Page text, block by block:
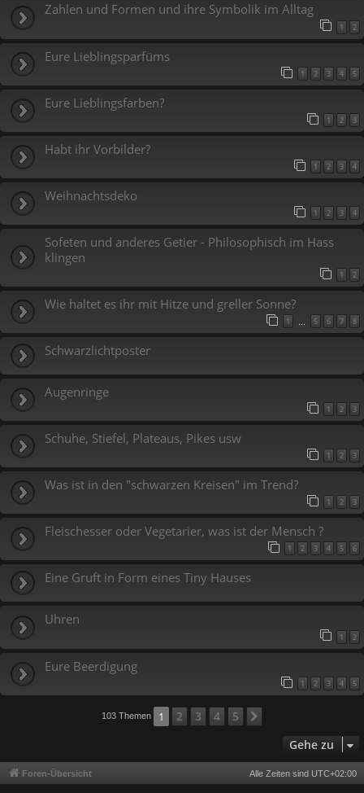
Zahlen und Formen und ihre Symbolik im Alltag
1 2
Eure Lieblingsparfüms
1 2 3 4 5
Eure Lieblingsfarben?
1 2 3
Habt ihr Vorbilder?
1 2 3 4
Weihnachtsdeko
1 2 3 4
Sofeten und anderes Getier - Philosophisch im Hass
klingen
1 2
Wie haltet es ihr mit Hitze und greller Sonne?
1 … 5 6 7 8
Schwarzlichtposter
Augenringe
1 2 3
Schuhe, Stiefel, Plateaus, Pikes usw
1 2 3
Was ist in den "schwarzen Kreisen" im Trend?
1 2 3
Fleischesser oder Vegetarier, was ist der Mensch ?
1 2 3 4 5 6
Eine Gruft in Form eines Tiny Hauses
Uhren
1 2
Eure Beerdigung
1 2 3 4 5
103 Themen 1 2 3 4 5
Gehe zu
Foren-Übersicht Alle Zeiten sind UTC+02:00